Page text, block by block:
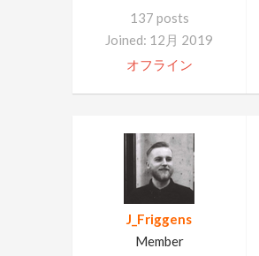
137 posts
Joined: 12月 2019
オフライン
J_Friggens
Member